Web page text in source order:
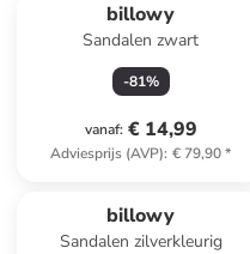
billowy
Sandalen zwart
-81%
vanaf: € 14,99
Adviesprijs (AVP): € 79,90*
billowy
Sandalen zilverkleurig